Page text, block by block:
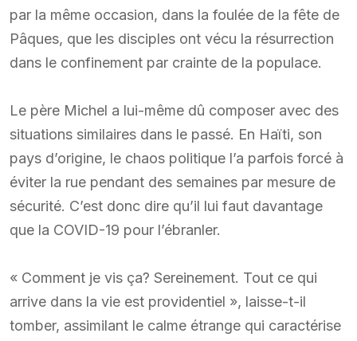
par la même occasion, dans la foulée de la fête de
Pâques, que les disciples ont vécu la résurrection
dans le confinement par crainte de la populace.
Le père Michel a lui-même dû composer avec des
situations similaires dans le passé. En Haïti, son
pays d’origine, le chaos politique l’a parfois forcé à
éviter la rue pendant des semaines par mesure de
sécurité. C’est donc dire qu’il lui faut davantage
que la COVID-19 pour l’ébranler.
« Comment je vis ça? Sereinement. Tout ce qui
arrive dans la vie est providentiel », laisse-t-il
tomber, assimilant le calme étrange qui caractérise